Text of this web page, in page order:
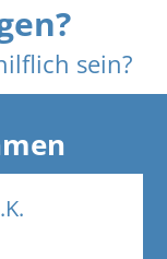
sein?